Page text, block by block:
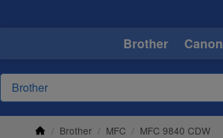
Brother Canon
/ Brother / MFC / MFC 9840 CDW